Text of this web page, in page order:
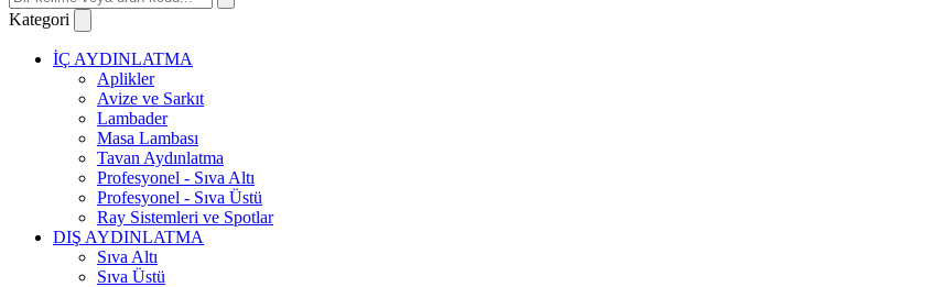
Kategori
İÇ AYDINLATMA
Aplikler
Avize ve Sarkıt
Lambader
Masa Lambası
Tavan Aydınlatma
Profesyonel - Sıva Altı
Profesyonel - Sıva Üstü
Ray Sistemleri ve Spotlar
DIŞ AYDINLATMA
Sıva Altı
Sıva Üstü